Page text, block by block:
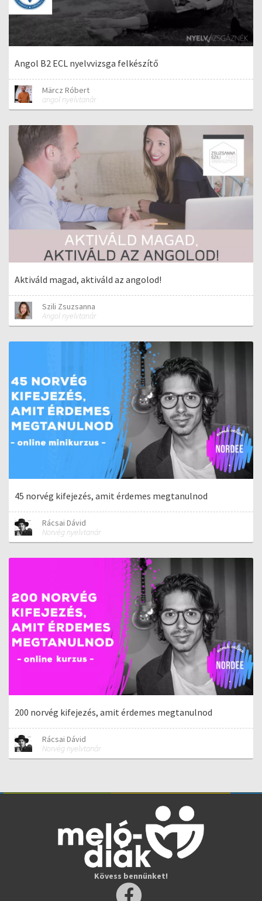
Angol B2 ECL nyelvvizsga felkészítő
Märcz Róbert
angol nyelvtanár
Aktiváld magad, aktiváld az angolod!
Szili Zsuzsanna
Angol nyelvtanár
45 norvég kifejezés, amit érdemes megtanulnod
Rácsai Dávid
Norvég nyelvtanár
200 norvég kifejezés, amit érdemes megtanulnod
Rácsai Dávid
Norvég nyelvtanár
Kövess bennünket!